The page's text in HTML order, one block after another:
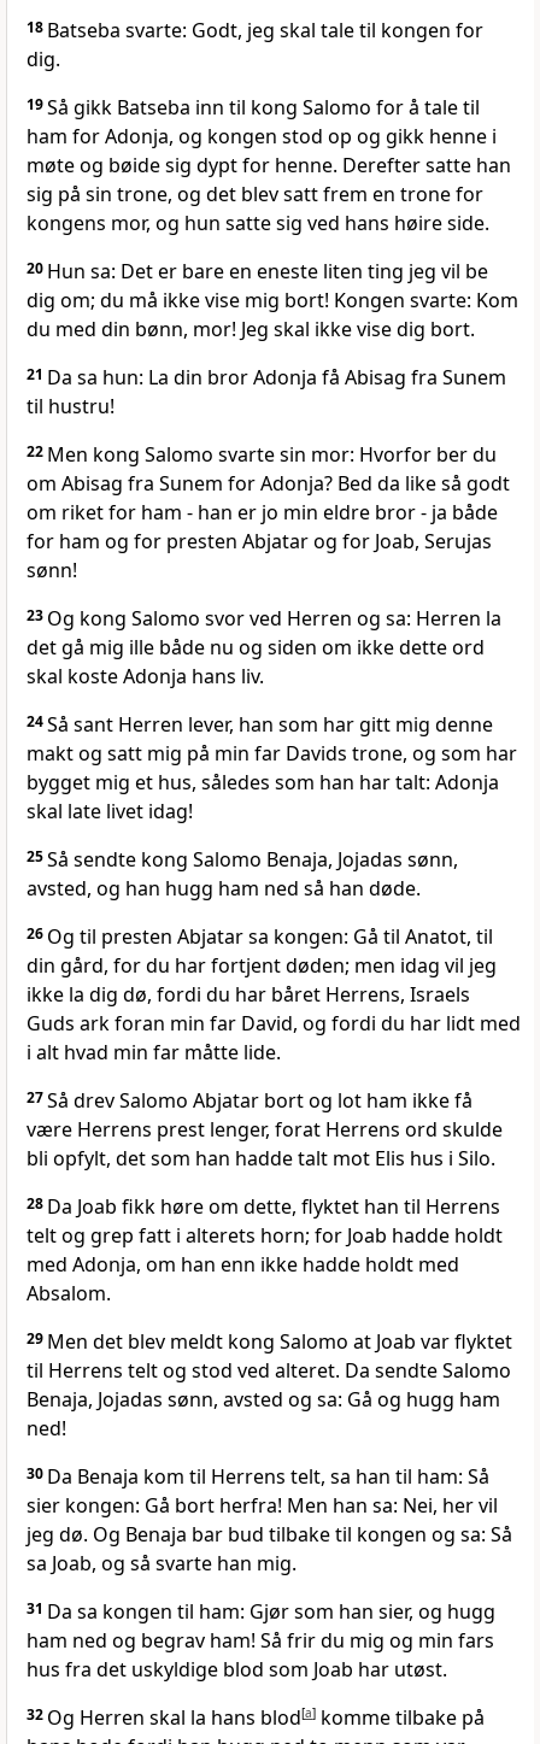
18 Batseba svarte: Godt, jeg skal tale til kongen for
dig.
19Så gikk Batseba inn til kong Salomo for å tale til
ham for Adonja, og kongen stod op og gikk henne i
møte og bøide sig dypt for henne. Derefter satte han
sig på sin trone, og det blev satt frem en trone for
kongens mor, og hun satte sig ved hans høire side.
20 Hun sa: Det er bare en eneste liten ting jeg vil be
dig om; du må ikke vise mig bort! Kongen svarte: Kom
du med din bønn, mor! Jeg skal ikke vise dig bort.
21 Da sa hun: La din bror Adonja få Abisag fra Sunem
til hustru!
22 Men kong Salomo svarte sin mor: Hvorfor ber du
om Abisag fra Sunem for Adonja? Bed da like så godt
om riket for ham - han er jo min eldre bror - ja både
for ham og for presten Abjatar og for Joab, Serujas
sønn!
23 Og kong Salomo svor ved Herren og sa: Herren la
det gå mig ille både nu og siden om ikke dette ord
skal koste Adonja hans liv.
24Så sant Herren lever, han som har gitt mig denne
makt og satt mig på min far Davids trone, og som har
bygget mig et hus, således som han har talt: Adonja
skal late livet idag!
25Så sendte kong Salomo Benaja, Jojadas sønn,
avsted, og han hugg ham ned så han døde.
26 Og til presten Abjatar sa kongen: Gå til Anatot, til
din gård, for du har fortjent døden; men idag vil jeg
ikke la dig dø, fordi du har båret Herrens, Israels
Guds ark foran min far David, og fordi du har lidt med
i alt hvad min far måtte lide.
27Så drev Salomo Abjatar bort og lot ham ikke få
være Herrens prest lenger, forat Herrens ord skulde
bli opfylt, det som han hadde talt mot Elis hus i Silo.
28 Da Joab fikk høre om dette, flyktet han til Herrens
telt og grep fatt i alterets horn; for Joab hadde holdt
med Adonja, om han enn ikke hadde holdt med
Absalom.
29 Men det blev meldt kong Salomo at Joab var flyktet
til Herrens telt og stod ved alteret. Da sendte Salomo
Benaja, Jojadas sønn, avsted og sa: Gå og hugg ham
ned!
30 Da Benaja kom til Herrens telt, sa han til ham: Så
sier kongen: Gå bort herfra! Men han sa: Nei, her vil
jeg dø. Og Benaja bar bud tilbake til kongen og sa: Så
sa Joab, og så svarte han mig.
31 Da sa kongen til ham: Gjør som han sier, og hugg
ham ned og begrav ham! Så frir du mig og min fars
hus fra det uskyldige blod som Joab har utøst.
32 Og Herren skal la hans blod[a] komme tilbake på